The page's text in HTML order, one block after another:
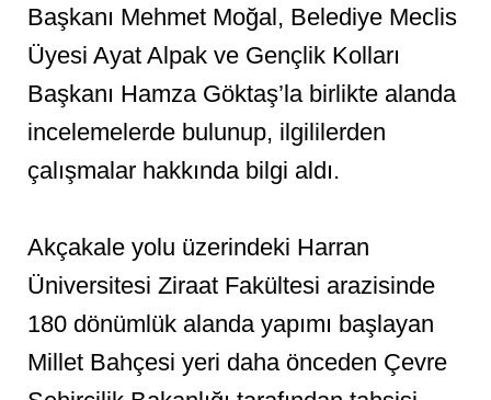
Başkanı Mehmet Moğal, Belediye Meclis
Üyesi Ayat Alpak ve Gençlik Kolları
Başkanı Hamza Göktaş’la birlikte alanda
incelemelerde bulunup, ilgililerden
çalışmalar hakkında bilgi aldı.
Akçakale yolu üzerindeki Harran
Üniversitesi Ziraat Fakültesi arazisinde
180 dönümlük alanda yapımı başlayan
Millet Bahçesi yeri daha önceden Çevre